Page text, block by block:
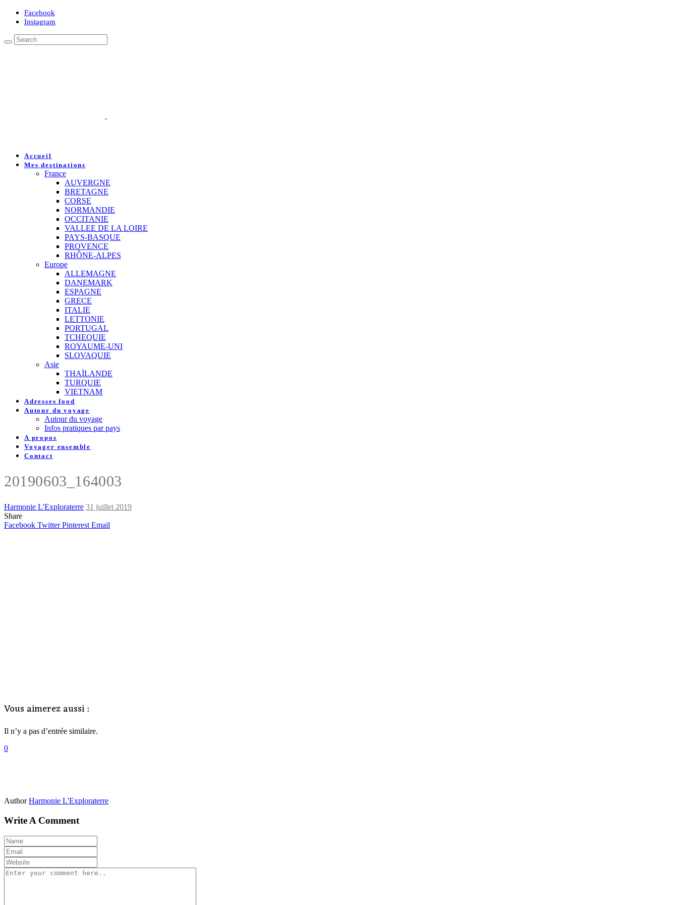
Facebook
Instagram
Accueil
Mes destinations
France
AUVERGNE
BRETAGNE
CORSE
NORMANDIE
OCCITANIE
VALLEE DE LA LOIRE
PAYS-BASQUE
PROVENCE
RHÔNE-ALPES
Europe
ALLEMAGNE
DANEMARK
ESPAGNE
GRECE
ITALIE
LETTONIE
PORTUGAL
TCHEQUIE
ROYAUME-UNI
SLOVAQUIE
Asie
THAÏLANDE
TURQUIE
VIETNAM
Adresses food
Autour du voyage
Autour du voyage
Infos pratiques par pays
A propos
Voyager ensemble
Contact
20190603_164003
Harmonie L'Exploraterre 31 juillet 2019
Share
Facebook Twitter Pinterest Email
Vous aimerez aussi :
Il n’y a pas d’entrée similaire.
0
Author Harmonie L'Exploraterre
Write A Comment